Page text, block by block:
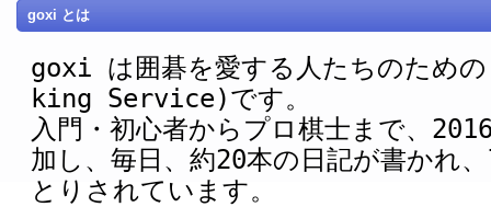
goxi とは
goxi は囲碁を愛する人たちのた
king Service)です。
入門・初心者からプロ棋士まで、
加し、毎日、約20本の日記が書かれ
とりされています。